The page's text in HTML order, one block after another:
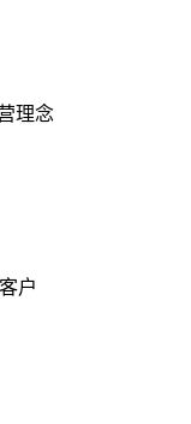
理念
户